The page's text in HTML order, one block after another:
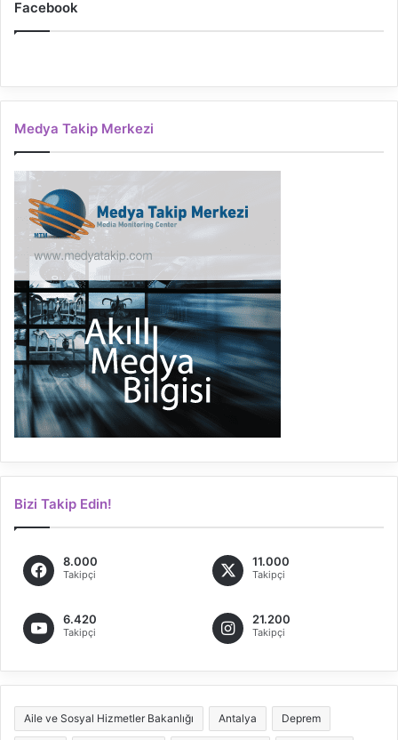
Facebook
Medya Takip Merkezi
Bizi Takip Edin!
8.000
Takipçi
11.000
Takipçi
6.420
Takipçi
21.200
Takipçi
Aile ve Sosyal Hizmetler Bakanlığı Antalya Deprem